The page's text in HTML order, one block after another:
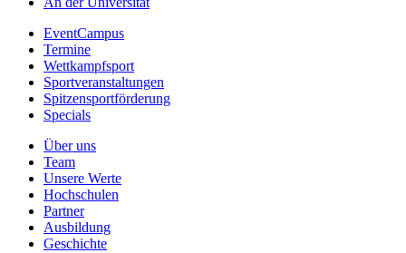
EventCampus
Termine
Wettkampfsport
Sportveranstaltungen
Spitzensportförderung
Specials
Über uns
Team
Unsere Werte
Hochschulen
Partner
Ausbildung
Geschichte